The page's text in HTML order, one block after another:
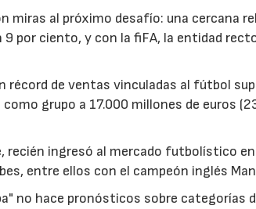
miras al próximo desafío: una cercana
9 por ciento, y con la fiFA, la entidad
récord de ventas vinculadas al fútbol
grupo a 17.000 millones de euros
recién ingresó al mercado futbolístico
entre ellos con el campeón inglés
no hace pronósticos sobre categorías